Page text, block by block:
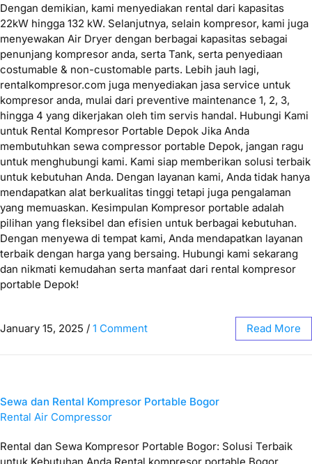
Dengan demikian, kami menyediakan rental dari kapasitas
22kW hingga 132 kW. Selanjutnya, selain kompresor, kami juga
menyewakan Air Dryer dengan berbagai kapasitas sebagai
penunjang kompresor anda, serta Tank, serta penyediaan
costumable & non-customable parts. Lebih jauh lagi,
rentalkompresor.com juga menyediakan jasa service untuk
kompresor anda, mulai dari preventive maintenance 1, 2, 3,
hingga 4 yang dikerjakan oleh tim servis handal. Hubungi Kami
untuk Rental Kompresor Portable Depok Jika Anda
membutuhkan sewa compressor portable Depok, jangan ragu
untuk menghubungi kami. Kami siap memberikan solusi terbaik
untuk kebutuhan Anda. Dengan layanan kami, Anda tidak hanya
mendapatkan alat berkualitas tinggi tetapi juga pengalaman
yang memuaskan. Kesimpulan Kompresor portable adalah
pilihan yang fleksibel dan efisien untuk berbagai kebutuhan.
Dengan menyewa di tempat kami, Anda mendapatkan layanan
terbaik dengan harga yang bersaing. Hubungi kami sekarang
dan nikmati kemudahan serta manfaat dari rental kompresor
portable Depok!
January 15, 2025 / 1 Comment Read More
Sewa dan Rental Kompresor Portable Bogor
Rental Air Compressor
Rental dan Sewa Kompresor Portable Bogor: Solusi Terbaik
untuk Kebutuhan Anda Rental kompresor portable Bogor